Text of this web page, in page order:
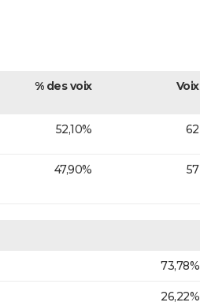
% des voix Voix
52,10% 62
47,90% 57
73,78%
26,22%